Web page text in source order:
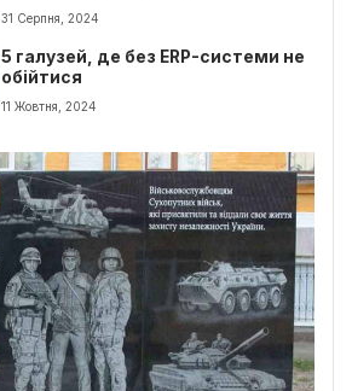
31 Серпня, 2024
5 галузей, де без ERP-системи не
обійтися
11 Жовтня, 2024